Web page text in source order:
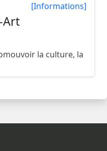
[Informations]
Art
la culture, la